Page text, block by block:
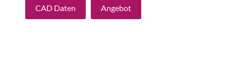
CAD Daten Angebot